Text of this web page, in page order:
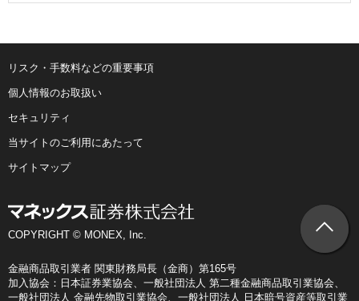
リスク・手数料などの重要事項
個人情報のお取扱い
セキュリティ
当サイトのご利用にあたって
サイトマップ
COPYRIGHT © MONEX, Inc.
金融商品取引業者 関東財務局長（金商）第165号
加入協会：日本証券業協会、一般社団法人 第二種金融商品取引業協会、
一般社団法人 金融先物取引業協会、一般社団法人 日本暗号資産等取引業